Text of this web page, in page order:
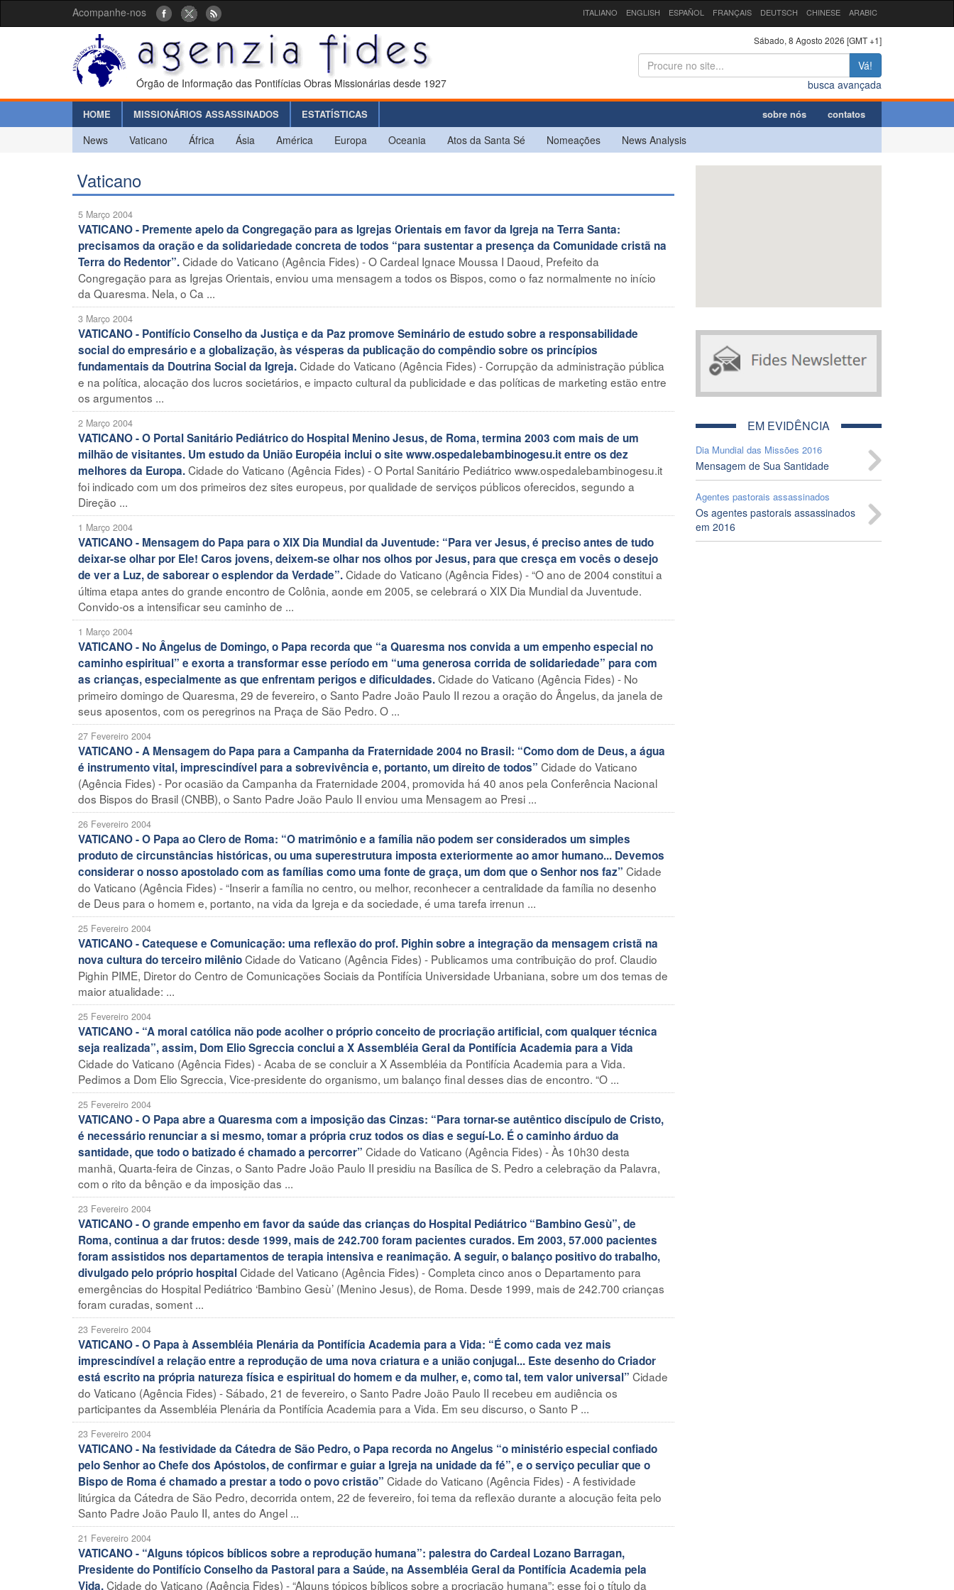
Acompanhe-nos ITALIANO ENGLISH ESPAÑOL FRANÇAIS DEUTSCH CHINESE ARABIC
Órgão de Informação das Pontifícias Obras Missionárias desde 1927
Sábado, 8 Agosto 2026 [GMT +1]
Vá!
busca avançada
HOME MISSIONÁRIOS ASSASSINADOS ESTATÍSTICAS sobre nós contatos
News Vaticano África Ásia América Europa Oceania Atos da Santa Sé Nomeações News Analysis
Vaticano
5 Março 2004
VATICANO - Premente apelo da Congregação para as Igrejas Orientais em favor da Igreja na Terra Santa:
precisamos da oração e da solidariedade concreta de todos “para sustentar a presença da Comunidade cristã na
Terra do Redentor”.Cidade do Vaticano (Agência Fides) - O Cardeal Ignace Moussa I Daoud, Prefeito da
Congregação para as Igrejas Orientais, enviou uma mensagem a todos os Bispos, como o faz normalmente no início
da Quaresma. Nela, o Ca ...
3 Março 2004
VATICANO - Pontifício Conselho da Justiça e da Paz promove Seminário de estudo sobre a responsabilidade
social do empresário e a globalização, às vésperas da publicação do compêndio sobre os princípios
fundamentais da Doutrina Social da Igreja.Cidade do Vaticano (Agência Fides) - Corrupção da administração pública
e na política, alocação dos lucros societários, e impacto cultural da publicidade e das políticas de marketing estão entre
os argumentos ...
2 Março 2004
VATICANO - O Portal Sanitário Pediátrico do Hospital Menino Jesus, de Roma, termina 2003 com mais de um
milhão de visitantes. Um estudo da União Européia inclui o site www.ospedalebambinogesu.it entre os dez
melhores da Europa.Cidade do Vaticano (Agência Fides) - O Portal Sanitário Pediátrico www.ospedalebambinogesu.it
foi indicado com um dos primeiros dez sites europeus, por qualidade de serviços públicos oferecidos, segundo a
Direção ...
1 Março 2004
VATICANO - Mensagem do Papa para o XIX Dia Mundial da Juventude: “Para ver Jesus, é preciso antes de tudo
deixar-se olhar por Ele! Caros jovens, deixem-se olhar nos olhos por Jesus, para que cresça em vocês o desejo
de ver a Luz, de saborear o esplendor da Verdade”.Cidade do Vaticano (Agência Fides) - “O ano de 2004 constitui a
última etapa antes do grande encontro de Colônia, aonde em 2005, se celebrará o XIX Dia Mundial da Juventude.
Convido-os a intensificar seu caminho de ...
1 Março 2004
VATICANO - No Ângelus de Domingo, o Papa recorda que “a Quaresma nos convida a um empenho especial no
caminho espiritual” e exorta a transformar esse período em “uma generosa corrida de solidariedade” para com
as crianças, especialmente as que enfrentam perigos e dificuldades.Cidade do Vaticano (Agência Fides) - No
primeiro domingo de Quaresma, 29 de fevereiro, o Santo Padre João Paulo II rezou a oração do Ângelus, da janela de
seus aposentos, com os peregrinos na Praça de São Pedro. O ...
27 Fevereiro 2004
VATICANO - A Mensagem do Papa para a Campanha da Fraternidade 2004 no Brasil: “Como dom de Deus, a água
é instrumento vital, imprescindível para a sobrevivência e, portanto, um direito de todos” Cidade do Vaticano
(Agência Fides) - Por ocasião da Campanha da Fraternidade 2004, promovida há 40 anos pela Conferência Nacional
dos Bispos do Brasil (CNBB), o Santo Padre João Paulo II enviou uma Mensagem ao Presi ...
26 Fevereiro 2004
VATICANO - O Papa ao Clero de Roma: “O matrimônio e a família não podem ser considerados um simples
produto de circunstâncias históricas, ou uma superestrutura imposta exteriormente ao amor humano... Devemos
considerar o nosso apostolado com as famílias como uma fonte de graça, um dom que o Senhor nos faz” Cidade
do Vaticano (Agência Fides) - “Inserir a família no centro, ou melhor, reconhecer a centralidade da família no desenho
de Deus para o homem e, portanto, na vida da Igreja e da sociedade, é uma tarefa irrenun ...
25 Fevereiro 2004
VATICANO - Catequese e Comunicação: uma reflexão do prof. Pighin sobre a integração da mensagem cristã na
nova cultura do terceiro milênioCidade do Vaticano (Agência Fides) - Publicamos uma contribuição do prof. Claudio
Pighin PIME, Diretor do Centro de Comunicações Sociais da Pontifícia Universidade Urbaniana, sobre um dos temas de
maior atualidade: ...
25 Fevereiro 2004
VATICANO - “A moral católica não pode acolher o próprio conceito de procriação artificial, com qualquer técnica
seja realizada”, assim, Dom Elio Sgreccia conclui a X Assembléia Geral da Pontifícia Academia para a Vida
Cidade do Vaticano (Agência Fides) - Acaba de se concluir a X Assembléia da Pontifícia Academia para a Vida.
Pedimos a Dom Elio Sgreccia, Vice-presidente do organismo, um balanço final desses dias de encontro. “O ...
25 Fevereiro 2004
VATICANO - O Papa abre a Quaresma com a imposição das Cinzas: “Para tornar-se autêntico discípulo de Cristo,
é necessário renunciar a si mesmo, tomar a própria cruz todos os dias e seguí-Lo. É o caminho árduo da
santidade, que todo o batizado é chamado a percorrer” Cidade do Vaticano (Agência Fides) - Às 10h30 desta
manhã, Quarta-feira de Cinzas, o Santo Padre João Paulo II presidiu na Basílica de S. Pedro a celebração da Palavra,
com o rito da bênção e da imposição das ...
23 Fevereiro 2004
VATICANO - O grande empenho em favor da saúde das crianças do Hospital Pediátrico “Bambino Gesù”, de
Roma, continua a dar frutos: desde 1999, mais de 242.700 foram pacientes curados. Em 2003, 57.000 pacientes
foram assistidos nos departamentos de terapia intensiva e reanimação. A seguir, o balanço positivo do trabalho,
divulgado pelo próprio hospitalCidade del Vaticano (Agência Fides) - Completa cinco anos o Departamento para
emergências do Hospital Pediátrico ‘Bambino Gesù’ (Menino Jesus), de Roma. Desde 1999, mais de 242.700 crianças
foram curadas, soment ...
23 Fevereiro 2004
VATICANO - O Papa à Assembléia Plenária da Pontifícia Academia para a Vida: “É como cada vez mais
imprescindível a relação entre a reprodução de uma nova criatura e a união conjugal... Este desenho do Criador
está escrito na própria natureza física e espiritual do homem e da mulher, e, como tal, tem valor universal” Cidade
do Vaticano (Agência Fides) - Sábado, 21 de fevereiro, o Santo Padre João Paulo II recebeu em audiência os
participantes da Assembléia Plenária da Pontifícia Academia para a Vida. Em seu discurso, o Santo P ...
23 Fevereiro 2004
VATICANO - Na festividade da Cátedra de São Pedro, o Papa recorda no Angelus “o ministério especial confiado
pelo Senhor ao Chefe dos Apóstolos, de confirmar e guiar a Igreja na unidade da fé”, e o serviço peculiar que o
Bispo de Roma é chamado a prestar a todo o povo cristão” Cidade do Vaticano (Agência Fides) - A festividade
litúrgica da Cátedra de São Pedro, decorrida ontem, 22 de fevereiro, foi tema da reflexão durante a alocução feita pelo
Santo Padre João Paulo II, antes do Angel ...
21 Fevereiro 2004
VATICANO - “Alguns tópicos bíblicos sobre a reprodução humana”: palestra do Cardeal Lozano Barragan,
Presidente do Pontifício Conselho da Pastoral para a Saúde, na Assembléia Geral da Pontifícia Academia pela
Vida.Cidade do Vaticano (Agência Fides) - “Alguns tópicos bíblicos sobre a procriação humana”: esse foi o título da
EM EVIDÊNCIA
Dia Mundial das Missões 2016
Mensagem de Sua Santidade
Agentes pastorais assassinados
Os agentes pastorais assassinados
em 2016